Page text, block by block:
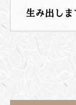
生み出しま